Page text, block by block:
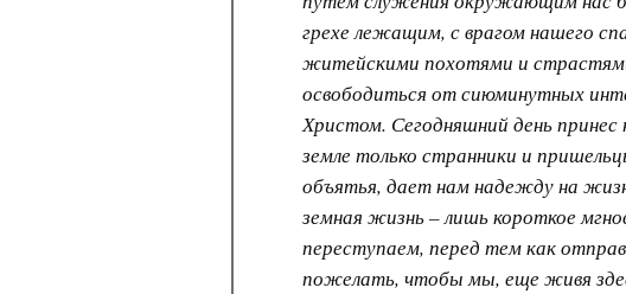
грехе лежащим, с врагом нашего
житейскими похотями и
освободиться от сиюминутных
Христом. Сегодняшний день
земле только странники и
объятья, дает нам надежду на
земная жизнь – лишь короткое
переступаем, перед тем как
пожелать, чтобы мы, еще живя